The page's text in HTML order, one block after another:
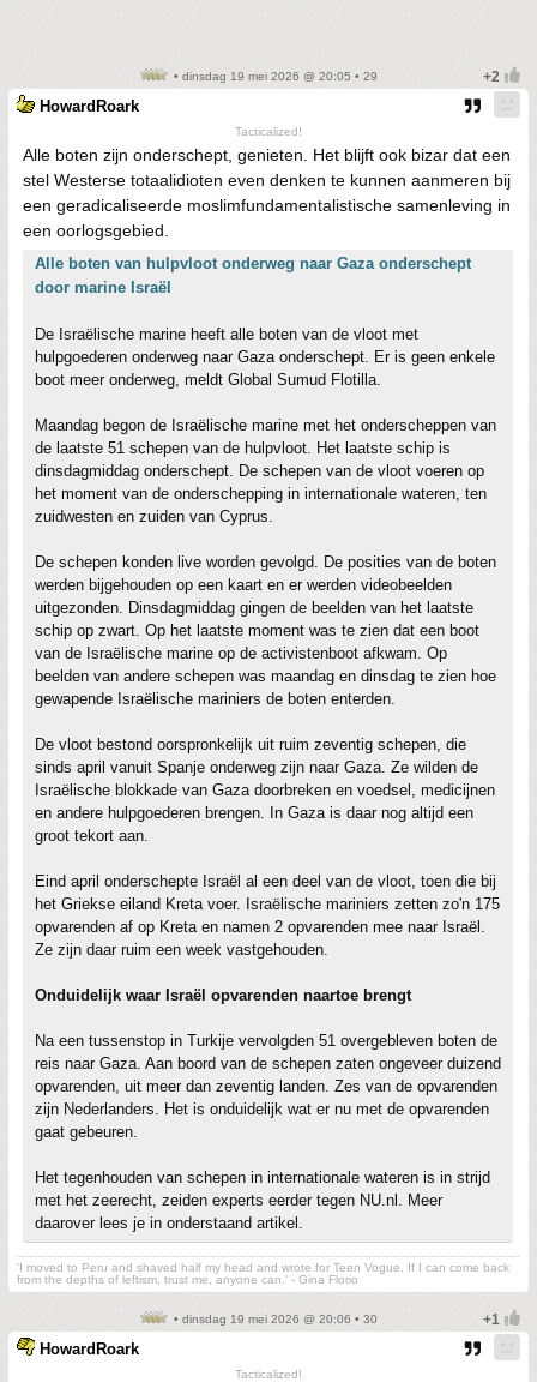
• dinsdag 19 mei 2026 @ 20:05 • 29
HowardRoark
Tacticalized!
Alle boten zijn onderschept, genieten. Het blijft ook bizar dat een
stel Westerse totaalidioten even denken te kunnen aanmeren bij
een geradicaliseerde moslimfundamentalistische samenleving in
een oorlogsgebied.
Alle boten van hulpvloot onderweg naar Gaza onderschept
door marine Israël
De Israëlische marine heeft alle boten van de vloot met
hulpgoederen onderweg naar Gaza onderschept. Er is geen enkele
boot meer onderweg, meldt Global Sumud Flotilla.
Maandag begon de Israëlische marine met het onderscheppen van
de laatste 51 schepen van de hulpvloot. Het laatste schip is
dinsdagmiddag onderschept. De schepen van de vloot voeren op
het moment van de onderschepping in internationale wateren, ten
zuidwesten en zuiden van Cyprus.
De schepen konden live worden gevolgd. De posities van de boten
werden bijgehouden op een kaart en er werden videobeelden
uitgezonden. Dinsdagmiddag gingen de beelden van het laatste
schip op zwart. Op het laatste moment was te zien dat een boot
van de Israëlische marine op de activistenboot afkwam. Op
beelden van andere schepen was maandag en dinsdag te zien hoe
gewapende Israëlische mariniers de boten enterden.
De vloot bestond oorspronkelijk uit ruim zeventig schepen, die
sinds april vanuit Spanje onderweg zijn naar Gaza. Ze wilden de
Israëlische blokkade van Gaza doorbreken en voedsel, medicijnen
en andere hulpgoederen brengen. In Gaza is daar nog altijd een
groot tekort aan.
Eind april onderschepte Israël al een deel van de vloot, toen die bij
het Griekse eiland Kreta voer. Israëlische mariniers zetten zo'n 175
opvarenden af op Kreta en namen 2 opvarenden mee naar Israël.
Ze zijn daar ruim een week vastgehouden.
Onduidelijk waar Israël opvarenden naartoe brengt
Na een tussenstop in Turkije vervolgden 51 overgebleven boten de
reis naar Gaza. Aan boord van de schepen zaten ongeveer duizend
opvarenden, uit meer dan zeventig landen. Zes van de opvarenden
zijn Nederlanders. Het is onduidelijk wat er nu met de opvarenden
gaat gebeuren.
Het tegenhouden van schepen in internationale wateren is in strijd
met het zeerecht, zeiden experts eerder tegen NU.nl. Meer
daarover lees je in onderstaand artikel.
'I moved to Peru and shaved half my head and wrote for Teen Vogue. If I can come back
from the depths of leftism, trust me, anyone can.' - Gina Florio
• dinsdag 19 mei 2026 @ 20:06 • 30
HowardRoark
Tacticalized!